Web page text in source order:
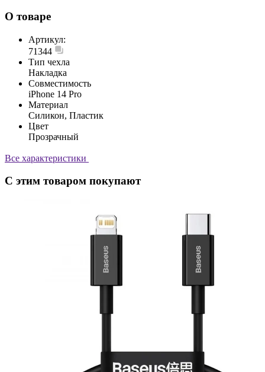
О товаре
Артикул:
71344
Тип чехла
Накладка
Совместимость
iPhone 14 Pro
Материал
Силикон, Пластик
Цвет
Прозрачный
Все характеристики
С этим товаром покупают